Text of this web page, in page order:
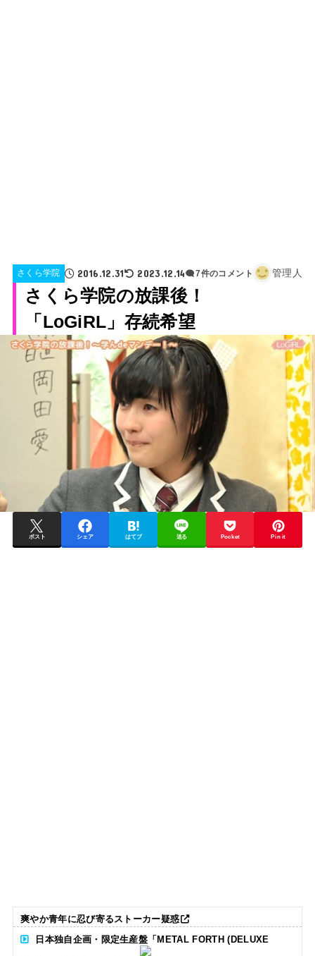
さくら学院 2016.12.31 2023.12.14 7件のコメント 管理人
さくら学院の放課後！
「LoGiRL」存続希望
ポスト シェア はてブ 送る Pocket Pin it
爽やか青年に忍び寄るストーカー疑惑
日本独自企画・限定生産盤「METAL FORTH (DELUXE